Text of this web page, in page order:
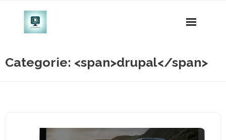
Categorie: <span>drupal</span>